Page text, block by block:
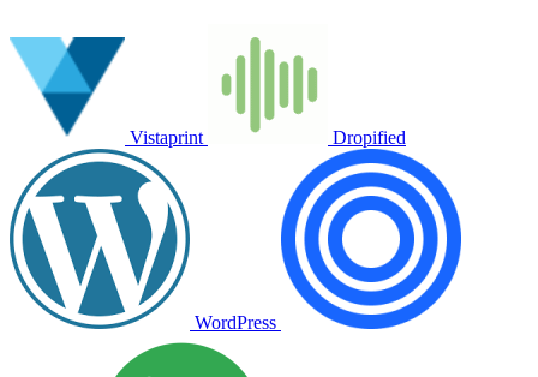
Vistaprint Dropified
WordPress